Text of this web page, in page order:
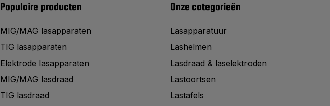
Populaire producten
MIG/MAG lasapparaten
TIG lasapparaten
Elektrode lasapparaten
MIG/MAG lasdraad
TIG lasdraad
Onze categorieën
Lasapparatuur
Lashelmen
Lasdraad & laselektroden
Lastoortsen
Lastafels